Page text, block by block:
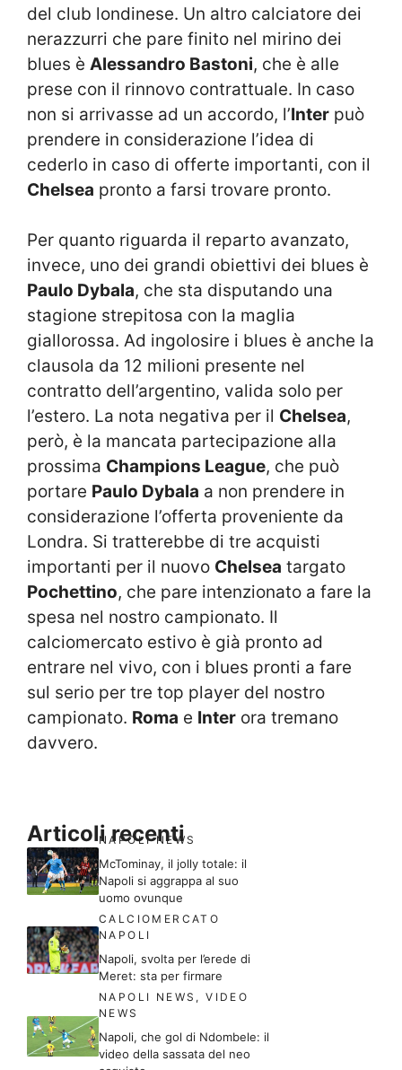
del club londinese. Un altro calciatore dei
nerazzurri che pare finito nel mirino dei
blues è Alessandro Bastoni, che è alle
prese con il rinnovo contrattuale. In caso
non si arrivasse ad un accordo, l’Inter può
prendere in considerazione l’idea di
cederlo in caso di offerte importanti, con il
Chelsea pronto a farsi trovare pronto.
Per quanto riguarda il reparto avanzato,
invece, uno dei grandi obiettivi dei blues è
Paulo Dybala, che sta disputando una
stagione strepitosa con la maglia
giallorossa. Ad ingolosire i blues è anche la
clausola da 12 milioni presente nel
contratto dell’argentino, valida solo per
l’estero. La nota negativa per il Chelsea,
però, è la mancata partecipazione alla
prossima Champions League, che può
portare Paulo Dybala a non prendere in
considerazione l’offerta proveniente da
Londra. Si tratterebbe di tre acquisti
importanti per il nuovo Chelsea targato
Pochettino, che pare intenzionato a fare la
spesa nel nostro campionato. Il
calciomercato estivo è già pronto ad
entrare nel vivo, con i blues pronti a fare
sul serio per tre top player del nostro
campionato. Roma e Inter ora tremano
davvero.
Articoli recenti
NAPOLI NEWS
McTominay, il jolly totale: il
Napoli si aggrappa al suo
uomo ovunque
CALCIOMERCATO
NAPOLI
Napoli, svolta per l’erede di
Meret: sta per firmare
NAPOLI NEWS ,VIDEO
NEWS
Napoli, che gol di Ndombele: il
video della sassata del neo